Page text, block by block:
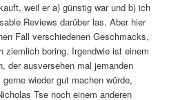
weil er a) günstig war und b) ich
Reviews darüber las. Aber hier
Fall verschiedenen Geschmacks,
ziemlich boring. Irgendwie ist einem
der ausversehen mal jemanden
wieder gut machen würde,
Tse noch einem anderen